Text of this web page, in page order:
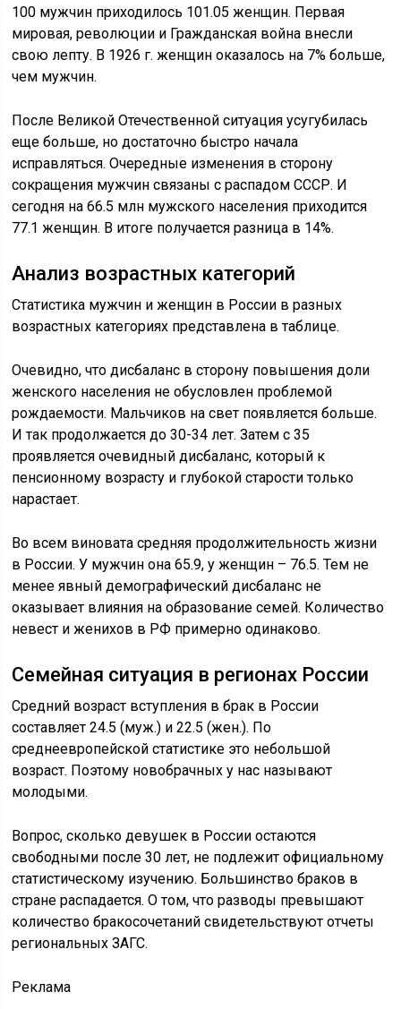
100 мужчин приходилось 101.05 женщин. Первая
мировая, революции и Гражданская война внесли
свою лепту. В 1926 г. женщин оказалось на 7% больше,
чем мужчин.
После Великой Отечественной ситуация усугубилась
еще больше, но достаточно быстро начала
исправляться. Очередные изменения в сторону
сокращения мужчин связаны с распадом СССР. И
сегодня на 66.5 млн мужского населения приходится
77.1 женщин. В итоге получается разница в 14%.
Анализ возрастных категорий
Статистика мужчин и женщин в России в разных
возрастных категориях представлена в таблице.
Очевидно, что дисбаланс в сторону повышения доли
женского населения не обусловлен проблемой
рождаемости. Мальчиков на свет появляется больше.
И так продолжается до 30-34 лет. Затем с 35
проявляется очевидный дисбаланс, который к
пенсионному возрасту и глубокой старости только
нарастает.
Во всем виновата средняя продолжительность жизни
в России. У мужчин она 65.9, у женщин – 76.5. Тем не
менее явный демографический дисбаланс не
оказывает влияния на образование семей. Количество
невест и женихов в РФ примерно одинаково.
Семейная ситуация в регионах России
Средний возраст вступления в брак в России
составляет 24.5 (муж.) и 22.5 (жен.). По
среднеевропейской статистике это небольшой
возраст. Поэтому новобрачных у нас называют
молодыми.
Вопрос, сколько девушек в России остаются
свободными после 30 лет, не подлежит официальному
статистическому изучению. Большинство браков в
стране распадается. О том, что разводы превышают
количество бракосочетаний свидетельствуют отчеты
региональных ЗАГС.
Реклама